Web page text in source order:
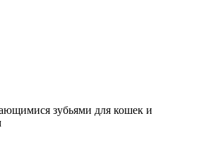
зубьями для кошек и